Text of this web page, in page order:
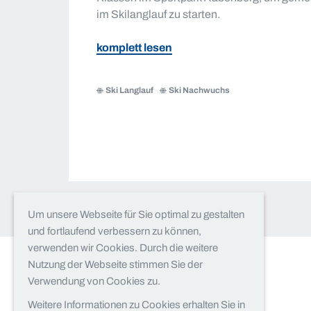
im Skilanglauf zu starten.
zu
die
komplett lesen
Ski Langlauf Ski Nachwuchs
Um unsere Webseite für Sie optimal zu gestalten
und fortlaufend verbessern zu können,
verwenden wir Cookies. Durch die weitere
Nutzung der Webseite stimmen Sie der
Verwendung von Cookies zu.
Weitere Informationen zu Cookies erhalten Sie in